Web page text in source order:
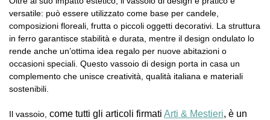
versatile: può essere utilizzato come base per candele,
composizioni floreali, frutta o piccoli oggetti decorativi. La struttura
in ferro garantisce stabilità e durata, mentre il design ondulato lo
rende anche un’ottima idea regalo per nuove abitazioni o
occasioni speciali. Questo vassoio di design porta in casa un
complemento che unisce creatività, qualità italiana e materiali
sostenibili.
Il vassoio, come tutti gli articoli firmati Arti & Mestieri, è un